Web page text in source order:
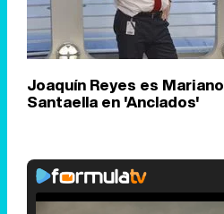
Joaquín Reyes es Mariano
Santaella en 'Anclados'